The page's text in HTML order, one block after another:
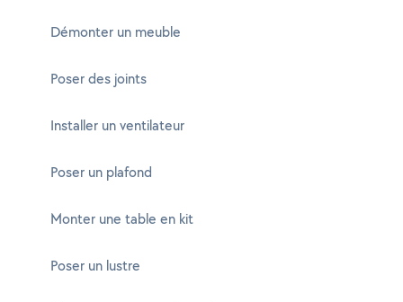
Démonter un meuble
Poser des joints
Installer un ventilateur
Poser un plafond
Monter une table en kit
Poser un lustre